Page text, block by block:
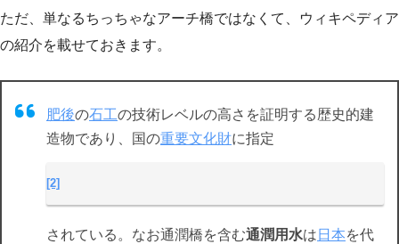
ただ、単なるちっちゃなアーチ橋ではなくて、ウィキペディア
の紹介を載せておきます。
肥後の石工の技術レベルの高さを証明する歴史的建
造物であり、国の重要文化財に指定
[2]
されている。なお通潤橋を含む通潤用水は 日本を代